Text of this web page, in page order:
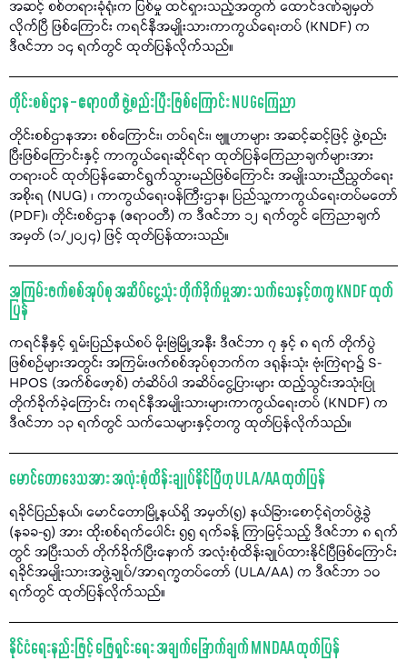
အဆင့် စစ်တရားခုံရုံးက ပြစ်မှု ထင်ရှားသည့်အတွက် ထောင်ဒဏ်ချမှတ်
လိုက်ပြီ ဖြစ်ကြောင်း ကရင်နီအမျိုးသားကာကွယ်ရေးတပ် (KNDF) က
ဒီဇင်ဘာ ၁၄ ရက်တွင် ထုတ်ပြန်လိုက်သည်။
တိုင်းစစ်ဌာန – ဧရာဝတီ ဖွဲ့စည်းပြီးဖြစ်ကြောင်း NUGကြေညာ
တိုင်းစစ်ဌာနအား စစ်ကြောင်း၊ တပ်ရင်း၊ ဗျူဟာများ အဆင့်ဆင့်ဖြင့် ဖွဲ့စည်း
ပြီးဖြစ်ကြောင်းနှင့် ကာကွယ်ရေးဆိုင်ရာ ထုတ်ပြန်ကြေညာချက်များအား
တရားဝင် ထုတ်ပြန်ဆောင်ရွက်သွားမည်ဖြစ်ကြောင်း အမျိုးသားညီညွတ်ရေး
အစိုးရ (NUG) ၊ ကာကွယ်ရေးဝန်ကြီးဌာန၊ ပြည်သူ့ကာကွယ်ရေးတပ်မတော်
(PDF)၊ တိုင်းစစ်ဌာန (ဧရာဝတီ) က ဒီဇင်ဘာ ၁၂ ရက်တွင် ကြေညာချက်
အမှတ် (၁/၂၀၂၄) ဖြင့် ထုတ်ပြန်ထားသည်။
အကြမ်းဖက်စစ်အုပ်စု အဆိပ်ငွေ့သုံး တိုက်ခိုက်မှုအား သက်သေနှင့်တကွ KNDF ထုတ်
ပြန်
ကရင်နီနှင့် ရှမ်းပြည်နယ်စပ် မိုးဗြဲမြို့အနီး ဒီဇင်ဘာ ၇ နှင့် ၈ ရက် တိုက်ပွဲ
ဖြစ်စဉ်များအတွင်း အကြမ်းဖက်စစ်အုပ်စုဘက်က ဒရုန်းသုံး ဗုံးကြဲရာ၌ S-
HPOS (အက်စ်ဖော့စ်) တံဆိပ်ပါ အဆိပ်ငွေ့ပြားများ ထည့်သွင်းအသုံးပြု
တိုက်ခိုက်ခဲ့ကြောင်း ကရင်နီအမျိုးသားများကာကွယ်ရေးတပ် (KNDF) က
ဒီဇင်ဘာ ၁၃ ရက်တွင် သက်သေများနှင့်တကွ ထုတ်ပြန်လိုက်သည်။
မောင်တောဒေသအား အလုံးစုံထိန်းချုပ်နိုင်ပြီဟု ULA/AA ထုတ်ပြန်
ရခိုင်ပြည်နယ်၊ မောင်တောမြို့နယ်ရှိ အမှတ်(၅) နယ်ခြားစောင့်ရဲတပ်ဖွဲ့ခွဲ
(နခခ-၅) အား ထိုးစစ်ရက်ပေါင်း ၅၅ ရက်ခန့် ကြာမြင့်သည့် ဒီဇင်ဘာ ၈ ရက်
တွင် အပြီးသတ် တိုက်ခိုက်ပြီးနောက် အလုံးစုံထိန်းချုပ်ထားနိုင်ပြီဖြစ်ကြောင်း
ရခိုင်အမျိုးသားအဖွဲ့ချုပ်/အာရက္ခတပ်တော် (ULA/AA) က ဒီဇင်ဘာ ၁၀
ရက်တွင် ထုတ်ပြန်လိုက်သည်။
နိုင်ငံရေးနည်းဖြင့် ဖြေရှင်းရေး အချက်ခြောက်ချက် MNDAA ထုတ်ပြန်